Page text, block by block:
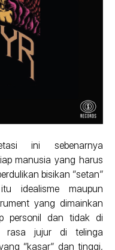
ini sebenarnya
manusia yang harus
bisikan “setan”
idealisme maupun
yang dimainkan
personil dan tidak di
rasa jujur di telinga
“kasar” dan tinggi,